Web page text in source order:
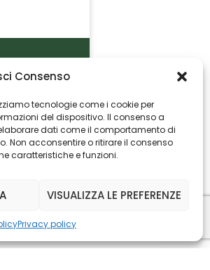
Consenso
tecnologie come i cookie per
del dispositivo. Il consenso a
dati come il comportamento di
Non acconsentire o ritirare il consenso
caratteristiche e funzioni.
VISUALIZZA LE PREFERENZE
Privacy policy